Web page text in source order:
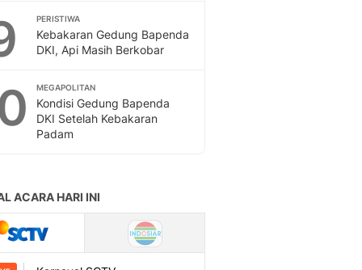
PERISTIWA
Kebakaran Gedung Bapenda
DKI, Api Masih Berkobar
MEGAPOLITAN
Kondisi Gedung Bapenda
DKI Setelah Kebakaran
Padam